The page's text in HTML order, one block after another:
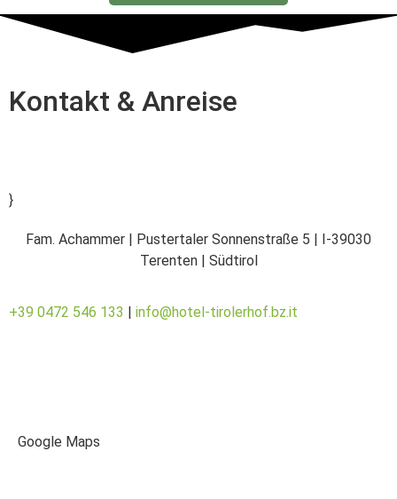
Kontakt & Anreise
}
Fam. Achammer | Pustertaler Sonnenstraße 5 | I-39030
Terenten | Südtirol
+39 0472 546 133 info@hotel-tirolerhof.bz.it
Google Maps